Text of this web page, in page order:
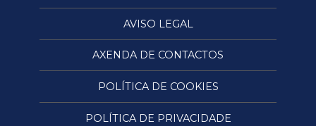
AVISO LEGAL
AXENDA DE CONTACTOS
POLÍTICA DE COOKIES
POLÍTICA DE PRIVACIDADE